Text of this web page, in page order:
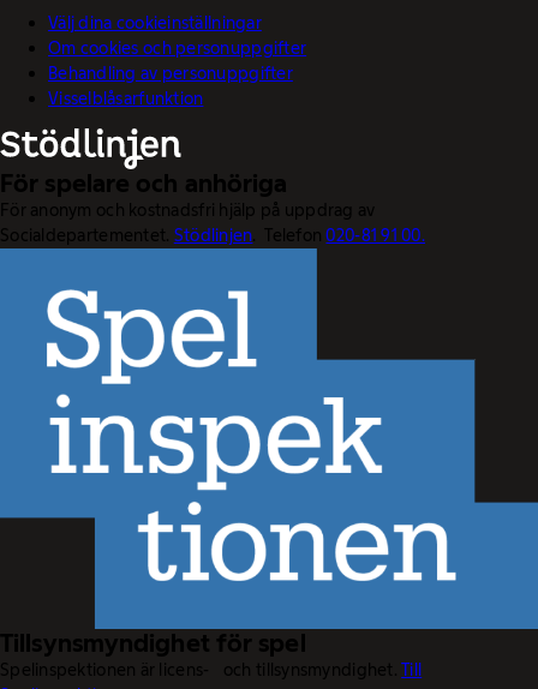
Välj dina cookieinställningar
Om cookies och personuppgifter
Behandling av personuppgifter
Visselblåsarfunktion
För spelare och anhöriga
För anonym och kostnadsfri hjälp på uppdrag av
Socialdepartementet. Stödlinjen. Telefon020-81 91 00.
Tillsynsmyndighet för spel
Spelinspektionen är licens- och tillsynsmyndighet.Till